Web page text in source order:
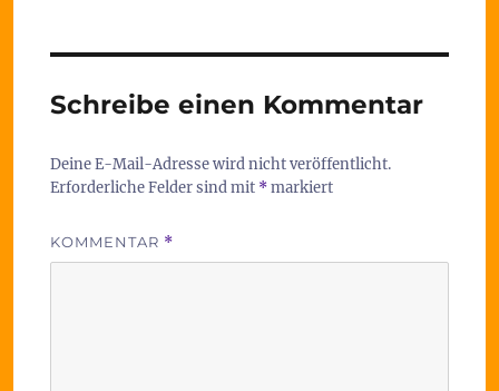
Schreibe einen Kommentar
Deine E-Mail-Adresse wird nicht veröffentlicht.
Erforderliche Felder sind mit *markiert
KOMMENTAR *